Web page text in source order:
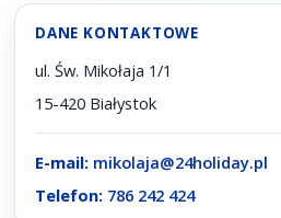
DANE KONTAKTOWE
ul. Św. Mikołaja 1/1
15-420 Białystok
E-mail: mikolaja@24holiday.pl
Telefon: 786 242 424